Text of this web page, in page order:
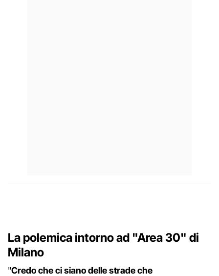
La polemica intorno ad "Area 30" di
Milano
"Credo che ci siano delle strade che